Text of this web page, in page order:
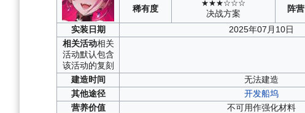
稀有度
★★★☆☆☆
决战方案 阵营
实装日期
2025年07月10日
相关活动相关
活动默认包含
该活动的复刻
建造时间
无法建造
其他途径
开发船坞
营养价值
不可用作强化材料